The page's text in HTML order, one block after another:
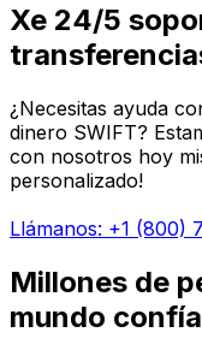
Xe 24/5
¿Necesitas ayuda
dinero SWIFT?
con nosotros hoy
personalizado!
Llámanos: +1 (800)
Millones de
mundo